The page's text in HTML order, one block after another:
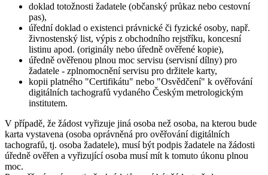
doklad totožnosti žadatele (občanský průkaz nebo cestovní
pas),
úřední doklad o existenci právnické či fyzické osoby, např.
živnostenský list, výpis z obchodního rejstříku, koncesní
listinu apod. (originály nebo úředně ověřené kopie),
úředně ověřenou plnou moc servisu (servisní dílny) pro
žadatele - zplnomocnění servisu pro držitele karty,
kopii platného "Certifikátu" nebo "Osvědčení" k ověřování
digitálních tachografů vydaného Českým metrologickým
institutem.
V případě, že žádost vyřizuje jiná osoba než osoba, na kterou bude
karta vystavena (osoba oprávněná pro ověřování digitálních
tachografů, tj. osoba žadatele), musí být podpis žadatele na žádosti
úředně ověřen a vyřizující osoba musí mít k tomuto úkonu plnou
moc.